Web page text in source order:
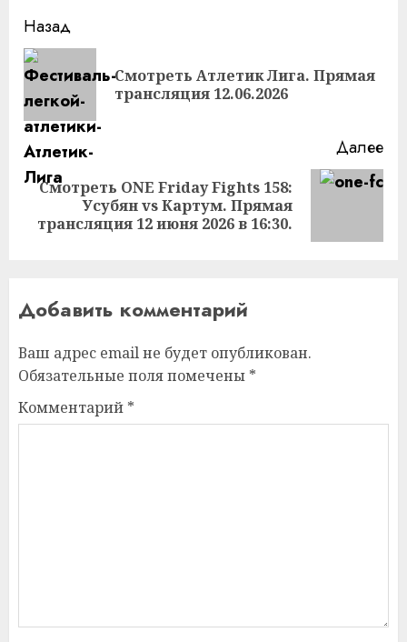
Продолжить
чтение
Назад
Смотреть Атлетик Лига. Прямая
трансляция 12.06.2026
Далее
Следующая
запись:
Смотреть ONE Friday Fights 158:
Усубян vs Картум. Прямая
трансляция 12 июня 2026 в 16:30.
Добавить комментарий
Ваш адрес email не будет опубликован.
Обязательные поля помечены *
Комментарий *